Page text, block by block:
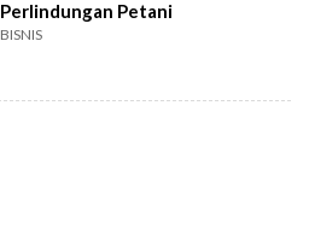
Perlindungan Petani
BISNIS